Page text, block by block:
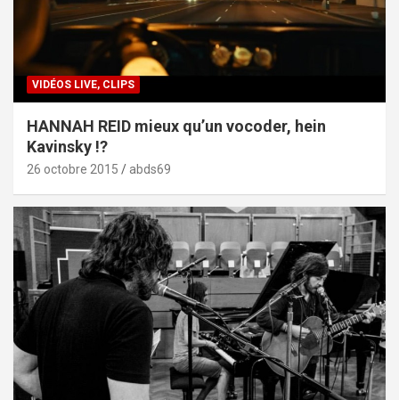
VIDÉOS LIVE, CLIPS
HANNAH REID mieux qu’un vocoder, hein
Kavinsky !?
26 octobre 2015 abds69